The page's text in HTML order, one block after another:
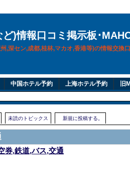
)情報口コミ掲示板･
,深セン,成都,桂林,マカオ,香港等)の情報交換
中国ホテル予約 上海ホテル予約 旧
未読のトピックス 新規に投稿する。
券,鉄道,バス,交通